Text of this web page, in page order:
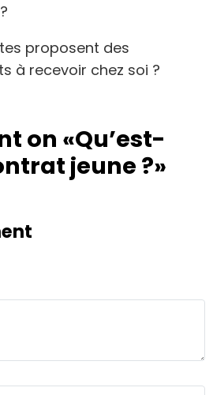
proposent des
à recevoir chez soi ?
on «Qu’est-
jeune ?»